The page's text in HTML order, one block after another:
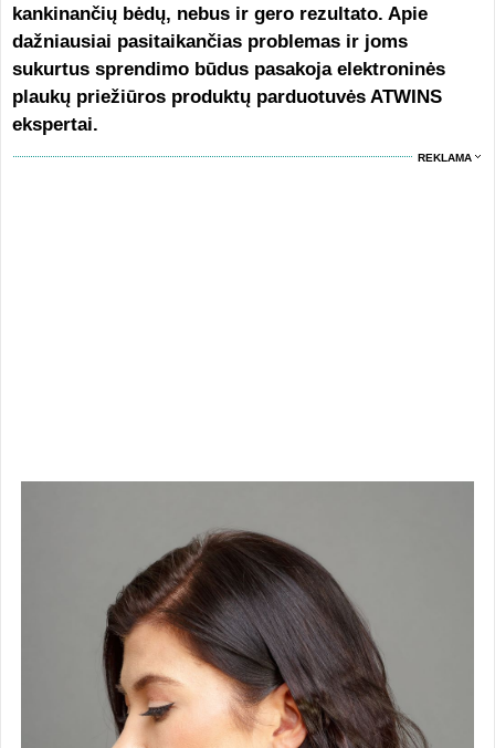
kankinančių bėdų, nebus ir gero rezultato. Apie
dažniausiai pasitaikančias problemas ir joms
sukurtus sprendimo būdus pasakoja elektroninės
plaukų priežiūros produktų parduotuvės ATWINS
ekspertai.
REKLAMA